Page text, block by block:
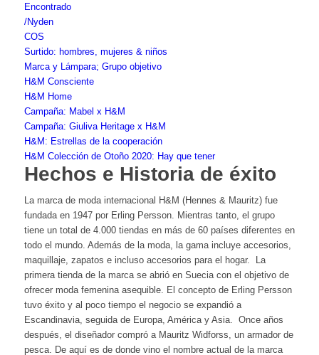
Encontrado
/Nyden
COS
Surtido: hombres, mujeres & niños
Marca y Lámpara; Grupo objetivo
H&M Consciente
H&M Home
Campaña: Mabel x H&M
Campaña: Giuliva Heritage x H&M
H&M: Estrellas de la cooperación
H&M Colección de Otoño 2020: Hay que tener
Hechos e Historia de éxito
La marca de moda internacional H&M (Hennes & Mauritz) fue
fundada en 1947 por Erling Persson. Mientras tanto, el grupo
tiene un total de 4.000 tiendas en más de 60 países diferentes en
todo el mundo. Además de la moda, la gama incluye accesorios,
maquillaje, zapatos e incluso accesorios para el hogar. La
primera tienda de la marca se abrió en Suecia con el objetivo de
ofrecer moda femenina asequible. El concepto de Erling Persson
tuvo éxito y al poco tiempo el negocio se expandió a
Escandinavia, seguida de Europa, América y Asia. Once años
después, el diseñador compró a Mauritz Widforss, un armador de
pesca. De aquí es de donde vino el nombre actual de la marca